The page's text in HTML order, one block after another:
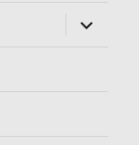
Utvid